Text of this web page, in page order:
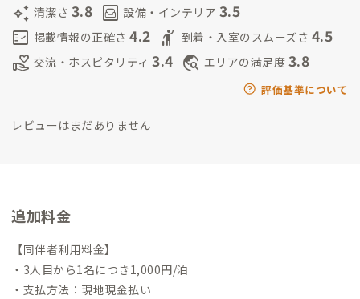
auto_awesome 清潔さ 3.8 living 設備・インテリア 3.5
fact_check 掲載情報の正確さ 4.2 hail 到着・入室のスムーズさ 4.5
volunteer_activism 交流・ホスピタリティ 3.4 travel_explore エリアの満足度 3.8
評価基準について
レビューはまだありません
追加料金
【同伴者利用料金】
・3人目から1名につき1,000円/泊
・支払方法：現地現金払い